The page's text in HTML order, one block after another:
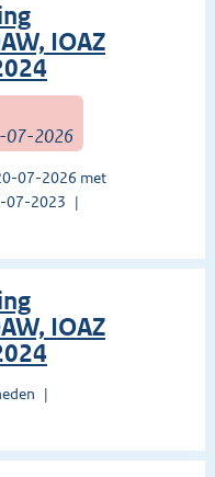
IOAZ
07-2026
07-2026 met
07-2023
IOAZ